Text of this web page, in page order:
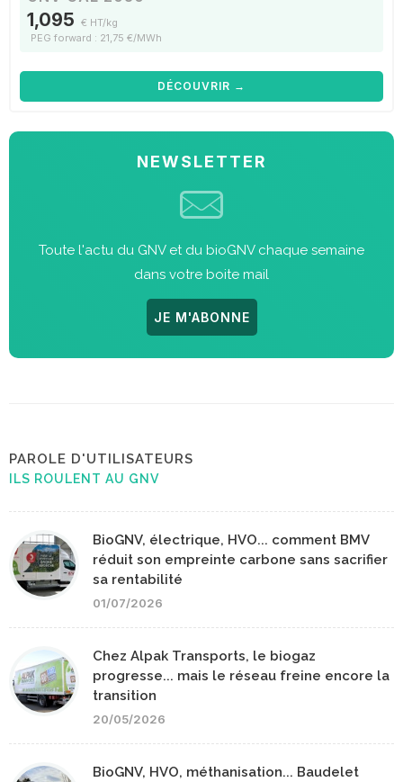
1,095 € HT/kg
PEG forward : 21,75 €/MWh
DÉCOUVRIR →
NEWSLETTER
Toute l'actu du GNV et du bioGNV chaque semaine
dans votre boite mail
JE M'ABONNE
PAROLE D'UTILISATEURS
ILS ROULENT AU GNV
BioGNV, électrique, HVO... comment BMV
réduit son empreinte carbone sans sacrifier
sa rentabilité
01/07/2026
Chez Alpak Transports, le biogaz
progresse... mais le réseau freine encore la
transition
20/05/2026
BioGNV, HVO, méthanisation... Baudelet